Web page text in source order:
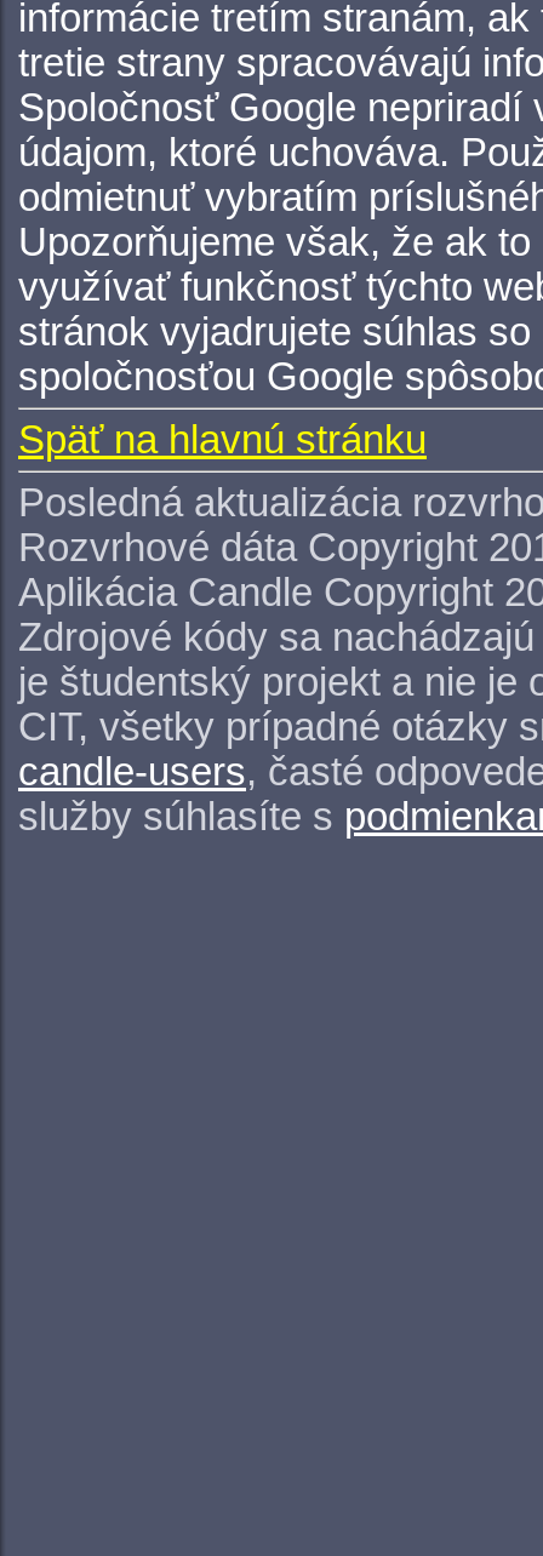
informácie tretím stranám,
tretie strany spracovávajú
Spoločnosť Google nepriradí
údajom, ktoré uchováva.
odmietnuť vybratím
Upozorňujeme však, že ak
využívať funkčnosť týchto
stránok vyjadrujete súhlas
spoločnosťou Google
Späť na hlavnú stránku
Posledná aktualizácia
Rozvrhové dáta Copyright
Aplikácia Candle Copyright
Zdrojové kódy sa
je študentský projekt a nie je
CIT, všetky prípadné otázky
candle-users, časté
služby súhlasíte s